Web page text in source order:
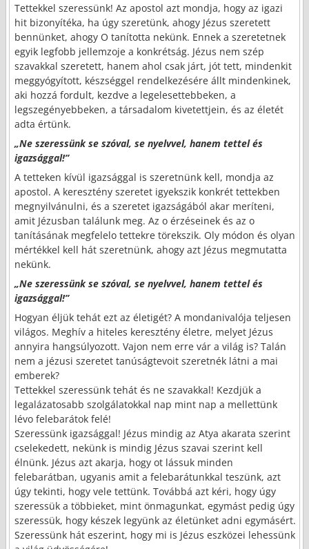
Tettekkel szeressünk! Az apostol azt mondja, hogy az igazi
hit bizonyítéka, ha úgy szeretünk, ahogy Jézus szeretett
bennünket, ahogy O tanította nekünk. Ennek a szeretetnek
egyik legfobb jellemzoje a konkrétság. Jézus nem szép
szavakkal szeretett, hanem ahol csak járt, jót tett, mindenkit
meggyógyított, készséggel rendelkezésére állt mindenkinek,
aki hozzá fordult, kezdve a legelesettebbeken, a
legszegényebbeken, a társadalom kivetettjein, és az életét
adta értünk.
„Ne szeressünk se szóval, se nyelvvel, hanem tettel és
igazsággal!”
A tetteken kívül igazsággal is szeretnünk kell, mondja az
apostol. A keresztény szeretet igyekszik konkrét tettekben
megnyilvánulni, és a szeretet igazságából akar meríteni,
amit Jézusban találunk meg. Az o érzéseinek és az o
tanításának megfelelo tettekre törekszik. Oly módon és olyan
mértékkel kell hát szeretnünk, ahogy azt Jézus megmutatta
nekünk.
„Ne szeressünk se szóval, se nyelvvel, hanem tettel és
igazsággal!”
Hogyan éljük tehát ezt az életigét? A mondanivalója teljesen
világos. Meghív a hiteles keresztény életre, melyet Jézus
annyira hangsúlyozott. Vajon nem erre vár a világ is? Talán
nem a jézusi szeretet tanúságtevoit szeretnék látni a mai
emberek?
Tettekkel szeressünk tehát és ne szavakkal! Kezdjük a
legalázatosabb szolgálatokkal nap mint nap a mellettünk
lévo felebarátok felé!
Szeressünk igazsággal! Jézus mindig az Atya akarata szerint
cselekedett, nekünk is mindig Jézus szavai szerint kell
élnünk. Jézus azt akarja, hogy ot lássuk minden
felebarátban, ugyanis amit a felebarátunkkal teszünk, azt
úgy tekinti, hogy vele tettünk. Továbbá azt kéri, hogy úgy
szeressük a többieket, mint önmagunkat, egymást pedig úgy
szeressük, hogy készek legyünk az életünket adni egymásért.
Szeressünk hát eszerint, hogy mi is Jézus eszközei lehessünk